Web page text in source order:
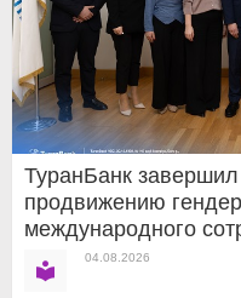
ТуранБанк завершил
продвижению
международного
04.08.2026